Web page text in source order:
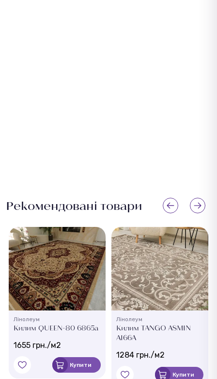
Рекомендовані товари
Лінолеум
Килим QUEEN-80 6865a
1655 грн./м2
Купити
Лінолеум
Килим TANGO ASMIN
AI66A
1284 грн./м2
Купити